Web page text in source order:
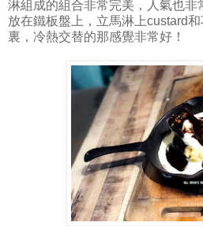
淋組成的組合非常完美，人氣也非
放在鐵板盤上，立馬淋上custard
裏，冷熱交替的那感覺非常好！